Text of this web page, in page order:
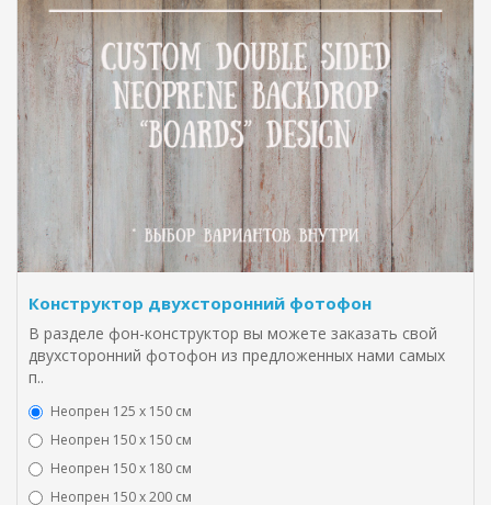
Конструктор двухсторонний фотофон
В разделе фон-конструктор вы можете заказать свой
двухсторонний фотофон из предложенных нами самых
п..
Неопрен 125 х 150 см
Неопрен 150 х 150 см
Неопрен 150 х 180 см
Hеопрен 150 х 200 см